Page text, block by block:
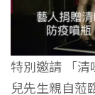
特別邀請 「
兒先生親自蒞